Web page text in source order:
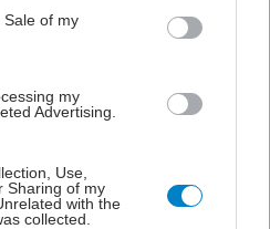
of my
my
Advertising.
Use,
Sharing of my
with the
collected.
φέρει την κάτω γνάθο
ανάγκη,
σταφυλής.